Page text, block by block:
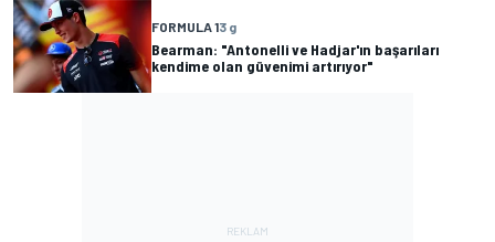
FORMULA 13 g
Bearman: "Antonelli ve Hadjar'ın başarıları
kendime olan güvenimi artırıyor"